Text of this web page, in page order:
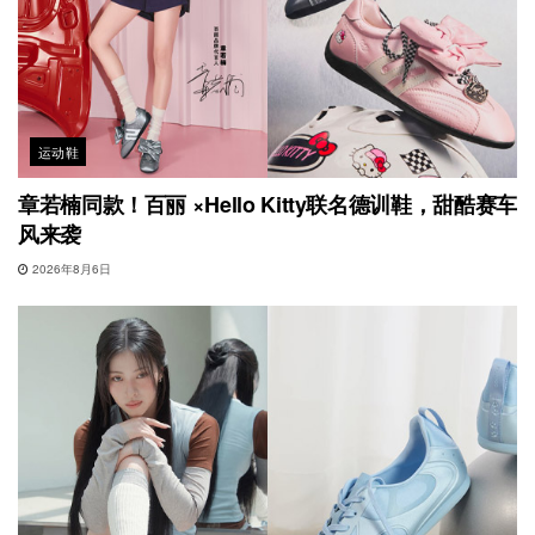
运动鞋
章若楠同款！百丽 ×Hello Kitty联名德训鞋，甜酷赛车
风来袭
2026年8月6日